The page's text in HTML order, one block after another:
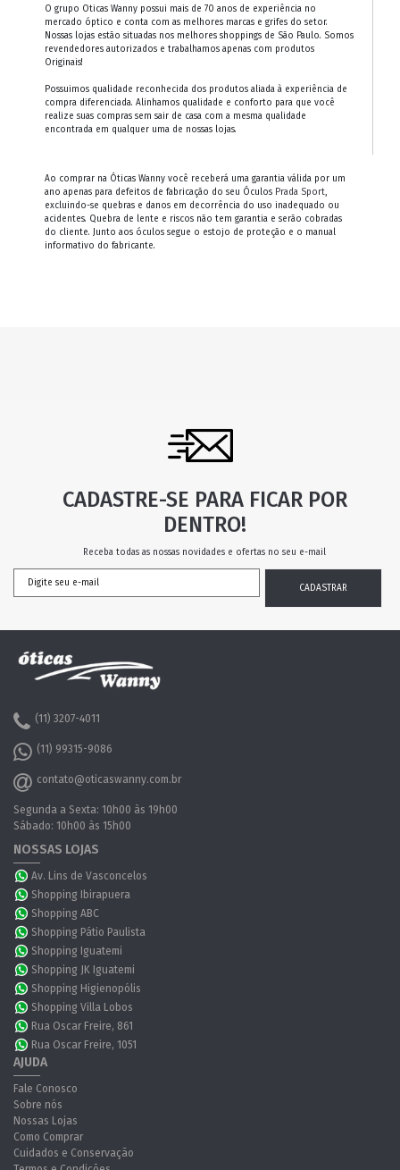
O grupo Oticas Wanny possui mais de 70 anos de experiência no
mercado óptico e conta com as melhores marcas e grifes do setor.
Nossas lojas estão situadas nos melhores shoppings de São Paulo. Somos
revendedores autorizados e trabalhamos apenas com produtos
Originais!
Possuimos qualidade reconhecida dos produtos aliada à experiência de
compra diferenciada. Alinhamos qualidade e conforto para que você
realize suas compras sem sair de casa com a mesma qualidade
encontrada em qualquer uma de nossas lojas.
Ao comprar na Óticas Wanny você receberá uma garantia válida por um
ano apenas para defeitos de fabricação do seu Óculos Prada Sport,
excluindo-se quebras e danos em decorrência do uso inadequado ou
acidentes. Quebra de lente e riscos não tem garantia e serão cobradas
do cliente. Junto aos óculos segue o estojo de proteção e o manual
informativo do fabricante.
CADASTRE-SE PARA FICAR POR
DENTRO!
Receba todas as nossas novidades e ofertas no seu e-mail
(11) 3207-4011
(11) 99315-9086
contato@oticaswanny.com.br
Segunda a Sexta: 10h00 às 19h00
Sábado: 10h00 às 15h00
NOSSAS LOJAS
Av. Lins de Vasconcelos
Shopping Ibirapuera
Shopping ABC
Shopping Pátio Paulista
Shopping Iguatemi
Shopping JK Iguatemi
Shopping Higienopólis
Shopping Villa Lobos
Rua Oscar Freire, 861
Rua Oscar Freire, 1051
AJUDA
Fale Conosco
Sobre nós
Nossas Lojas
Como Comprar
Cuidados e Conservação